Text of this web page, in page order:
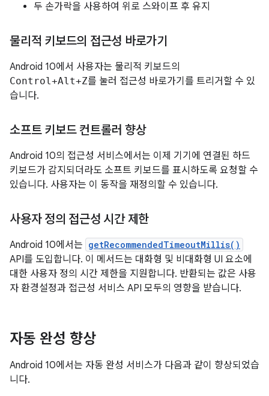
두 손가락을 사용하여 위로 스와이프 후 유지
물리적 키보드의 접근성 바로가기
Android 10에서 사용자는 물리적 키보드의
Control+Alt+Z를 눌러 접근성 바로가기를 트리거할 수 있
습니다.
소프트 키보드 컨트롤러 향상
Android 10의 접근성 서비스에서는 이제 기기에 연결된 하드
키보드가 감지되더라도 소프트 키보드를 표시하도록 요청할 수
있습니다. 사용자는 이 동작을 재정의할 수 있습니다.
사용자 정의 접근성 시간 제한
Android 10에서는 getRecommendedTimeoutMillis()
API를 도입합니다. 이 메서드는 대화형 및 비대화형 UI 요소에
대한 사용자 정의 시간 제한을 지원합니다. 반환되는 값은 사용
자 환경설정과 접근성 서비스 API 모두의 영향을 받습니다.
자동 완성 향상
Android 10에서는 자동 완성 서비스가 다음과 같이 향상되었습
니다.